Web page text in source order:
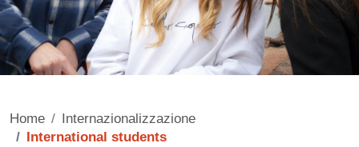
Home
Internazionalizzazione
International students